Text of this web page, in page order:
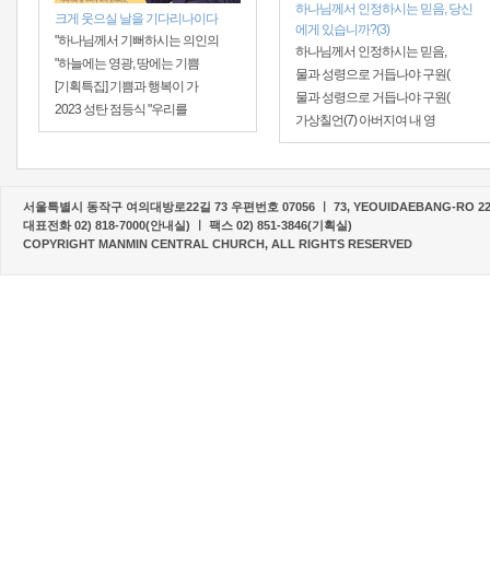
크게 웃으실 날을 기다리나이다
"하나님께서 기뻐하시는 의인의
"하늘에는 영광, 땅에는 기쁨
[기획특집] 기쁨과 행복이 가
2023 성탄 점등식 "우리를
하나님께서 인정하시는 믿음, 당신
에게 있습니까?(3)
하나님께서 인정하시는 믿음,
물과 성령으로 거듭나야 구원(
물과 성령으로 거듭나야 구원(
가상칠언(7) 아버지여 내 영
서울특별시 동작구 여의대방로22길 73 우편번호 07056 ㅣ 73, YEOUIDAEBANG-RO
대표전화 02) 818-7000(안내실) ㅣ 팩스 02) 851-3846(기획실)
COPYRIGHT MANMIN CENTRAL CHURCH, ALL RIGHTS RESERVED